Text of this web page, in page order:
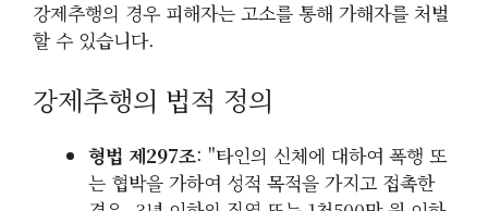
강제추행의 경우 피해자는 고소를 통해 가해자를 처벌
할 수 있습니다.
강제추행의 법적 정의
형법 제297조: "타인의 신체에 대하여 폭행 또
는 협박을 가하여 성적 목적을 가지고 접촉한